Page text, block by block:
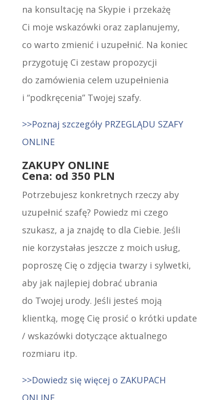
na konsultację na Skypie i przekażę
Ci moje wskazówki oraz zaplanujemy,
co warto zmienić i uzupełnić. Na koniec
przygotuję Ci zestaw propozycji
do zamówienia celem uzupełnienia
i “podkręcenia” Twojej szafy.
>>Poznaj szczegóły PRZEGLĄDU SZAFY
ONLINE
ZAKUPY ONLINE
Cena: od 350 PLN
Potrzebujesz konkretnych rzeczy aby
uzupełnić szafę? Powiedz mi czego
szukasz, a ja znajdę to dla Ciebie. Jeśli
nie korzystałas jeszcze z moich usług,
poproszę Cię o zdjęcia twarzy i sylwetki,
aby jak najlepiej dobrać ubrania
do Twojej urody. Jeśli jesteś moją
klientką, mogę Cię prosić o krótki update
/ wskazówki dotyczące aktualnego
rozmiaru itp.
>>Dowiedz się więcej o ZAKUPACH
ONLINE